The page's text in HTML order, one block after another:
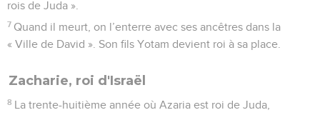
rois de Juda ».
7 Quand il meurt, on l’enterre avec ses ancêtres dans la
« Ville de David ». Son fils Yotam devient roi à sa place.
Zacharie, roi d'Israël
8 La trente-huitième année où Azaria est roi de Juda,